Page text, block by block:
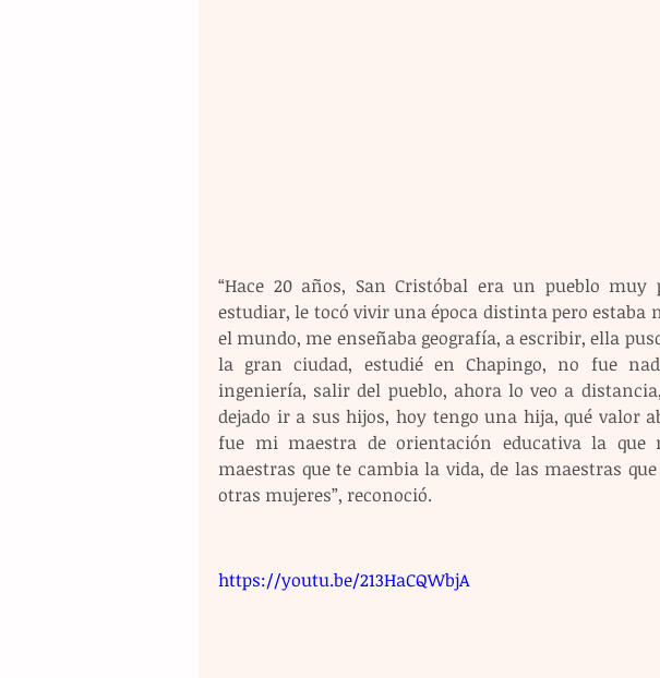
“Hace 20 años, San Cristóbal era un pueblo
estudiar, le tocó vivir una época distinta pero estaba
el mundo, me enseñaba geografía, a escribir, ella
la gran ciudad, estudié en Chapingo, no fue
ingeniería, salir del pueblo, ahora lo veo a
dejado ir a sus hijos, hoy tengo una hija, qué valor
fue mi maestra de orientación educativa la que
maestras que te cambia la vida, de las maestras
otras mujeres”, reconoció.
https://youtu.be/213HaCQWbjA